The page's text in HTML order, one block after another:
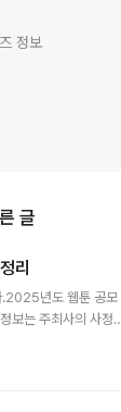
정보
글
리
.2025년도 웹툰 공모
보는 주최사의 사정
고 계시는 분들에게